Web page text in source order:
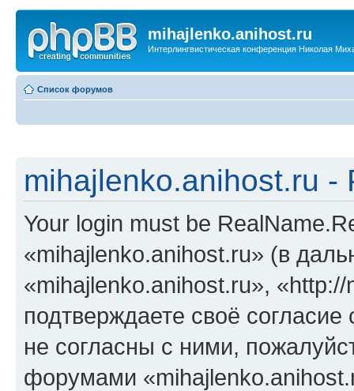
mihajlenko.anihost.ru
Интерлингвистическая конференция Николая
Список форумов
mihajlenko.anihost.ru -
Your login must be
«mihajlenko.anihost.ru» (в
«mihajlenko.anihost.ru»,
подтверждаете своё
не согласны с ними,
форумами